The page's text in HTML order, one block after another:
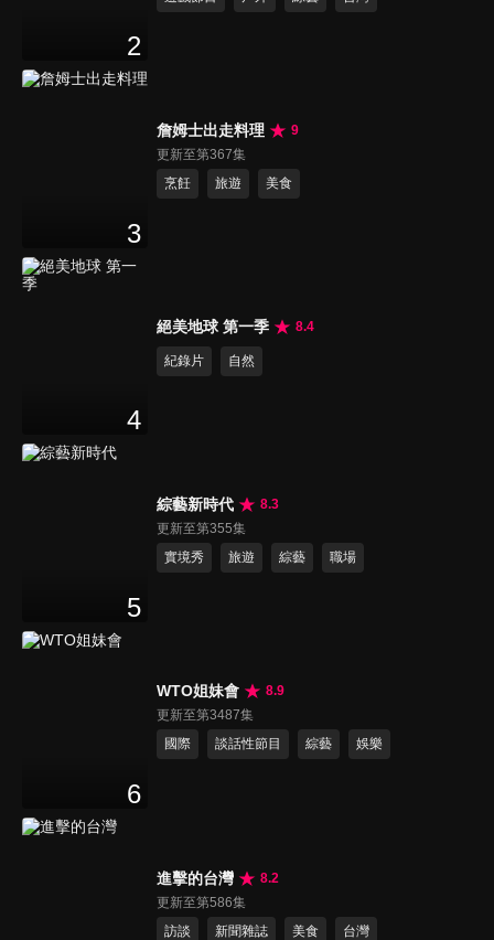
2
3
詹姆士出走料理
9
更新至第367集
烹飪
旅遊 美食
4
絕美地球 第一季 8.4
紀錄片 自然
5
綜藝新時代
8.3
更新至第355集
實境秀
旅遊 綜藝 職場
6
WTO姐妹會
8.9
更新至第3487集
國際
談話性節目 綜藝 娛樂
進擊的台灣
8.2
更新至第586集
訪談
新聞雜誌 美食 台灣